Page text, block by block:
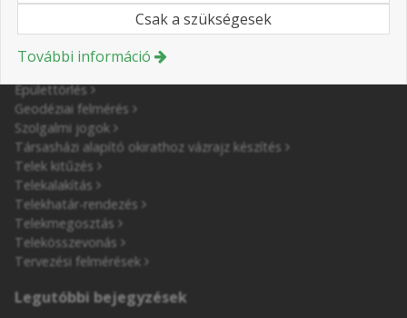
Földmérés szolgáltatásaink
Épülettörlés
Geodéziai felmérés
Szolgalmi jogok
Társasházi alapító okirathoz vázrajz készítés
Telek kitűzés
Telekalakítás
Telekhatár-rendezés
Telekmegosztás
Telekösszevonás
Tervezési felmérések
Legutóbbi bejegyzések
Csak a szükségesek
További információ